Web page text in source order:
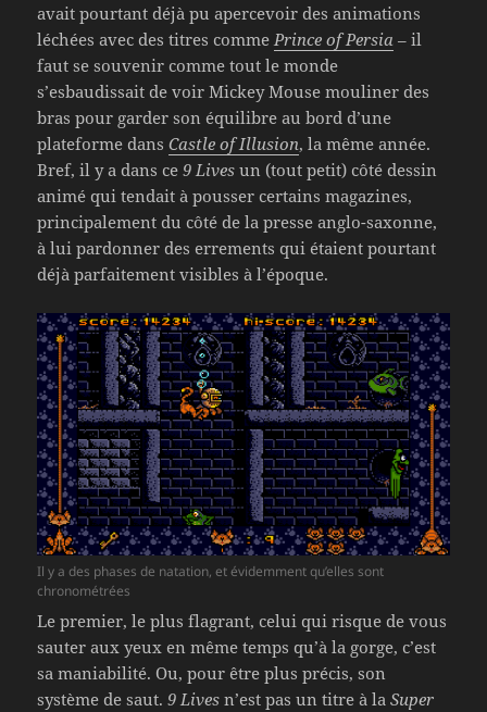
avait pourtant déjà pu apercevoir des animations
léchées avec des titres commePrince of Persia – il
faut se souvenir comme tout le monde
s’esbaudissait de voir Mickey Mouse mouliner des
bras pour garder son équilibre au bord d’une
plateforme dansCastle of Illusion, la même année.
Bref, il y a dans ce9 Lives un (tout petit) côté dessin
animé qui tendait à pousser certains magazines,
principalement du côté de la presse anglo-saxonne,
à lui pardonner des errements qui étaient pourtant
déjà parfaitement visibles à l’époque.
Il y a des phases de natation, et évidemment qu’elles sont
chronométrées
Le premier, le plus flagrant, celui qui risque de vous
sauter aux yeux en même temps qu’à la gorge, c’est
sa maniabilité. Ou, pour être plus précis, son
système de saut.9 Lives n’est pas un titre à laSuper